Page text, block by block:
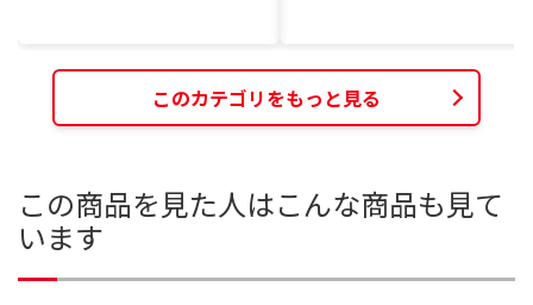
このカテゴリをもっと見る
この商品を見た人はこんな商品も見て
います